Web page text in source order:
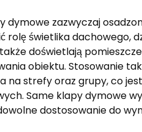
dymowe zazwyczaj
rolę świetlika dachowego,
doświetlają
obiektu. Stosowanie
na strefy oraz grupy, co
Same klapy dymowe
dostosowanie do